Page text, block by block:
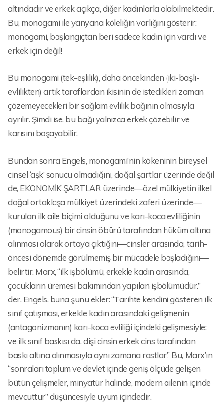
altındadır ve erkek açıkça, diğer kadınlarla olabilmektedir.
Bu, monogami ile yanyana köleliğin varlığını gösterir:
monogami, başlangıçtan beri sadece kadın için vardı ve
erkek için değil!
Bu monogami (tek-eşlilik), daha öncekinden (iki-başlı-
evlilikten) artık taraflardan ikisinin de istedikleri zaman
çözemeyecekleri bir sağlam evlilik bağının olmasıyla
ayrılır. Şimdi ise, bu bağı yalnızca erkek çözebilir ve
karısını boşayabilir.
Bundan sonra Engels, monogami’nin kökeninin bireysel
cinsel ‘aşk’ sonucu olmadığını, doğal şartlar üzerinde değil
de, EKONOMİK ŞARTLAR üzerinde—özel mülkiyetin ilkel
doğal ortaklaşa mülkiyet üzerindeki zaferi üzerinde—
kurulan ilk aile biçimi olduğunu ve karı-koca evliliğinin
(monogamous) bir cinsin öbürü tarafından hüküm altına
alınması olarak ortaya çıktığını—cinsler arasında, tarih-
öncesi dönemde görülmemiş bir mücadele başladığını—
belirtir. Marx, “ilk işbölümü, erkekle kadın arasında,
çocukların üremesi bakımından yapılan işbölümüdür.”
der. Engels, buna şunu ekler: “Tarihte kendini gösteren ilk
sınıf çatışması, erkekle kadın arasındaki gelişmenin
(antagonizmanın) karı-koca evliliği içindeki gelişmesiyle;
ve ilk sınıf baskısı da, dişi cinsin erkek cins tarafından
baskı altına alınmasıyla aynı zamana rastlar.” Bu, Marx’ın
“sonraları toplum ve devlet içinde geniş ölçüde gelişen
bütün çelişmeler, minyatür halinde, modern ailenin içinde
mevcuttur” düşüncesiyle uyum içindedir.